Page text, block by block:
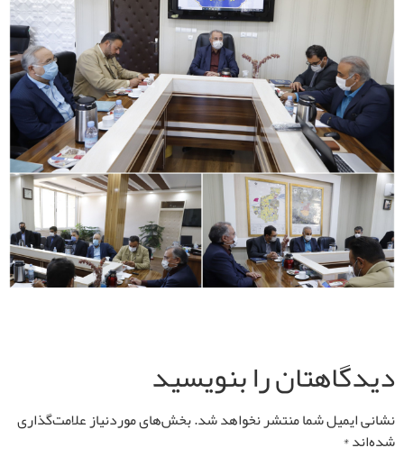
دیدگاهتان را بنویسید
نشانی ایمیل شما منتشر نخواهد شد.بخش‌های موردنیاز علامت‌گذاری
شده‌اند*